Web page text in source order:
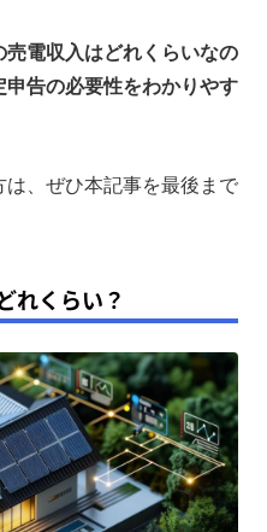
電収入はどれくらいなの
告の必要性をわかりやす
、ぜひ本記事を最後まで
れくらい？